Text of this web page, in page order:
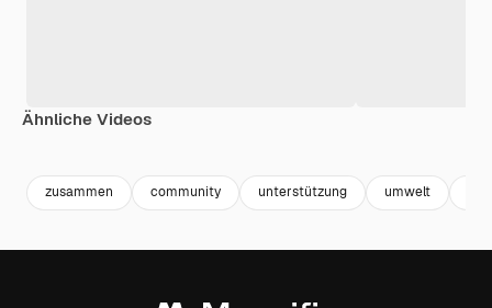
Ähnliche Videos
zusammen community unterstützung umwelt